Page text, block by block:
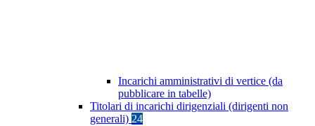
Incarichi amministrativi di vertice (da
pubblicare in tabelle)
Titolari di incarichi dirigenziali (dirigenti non
generali) 24